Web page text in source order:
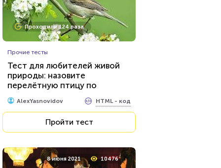
Проходили 22949 раз
Угадай футболиста по фото!
Пройти тест
23 июня 2021
Проходили 124 раза
Прочие тесты
Тест для любителей живой
природы: назовите
перелётную птицу по
фотографии
AlexYasnovidov HTML - код
Пройти тест
8 июня 2021 10476